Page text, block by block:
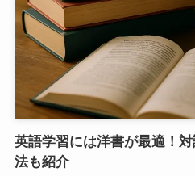
英語学習には洋書が最適！
法も紹介